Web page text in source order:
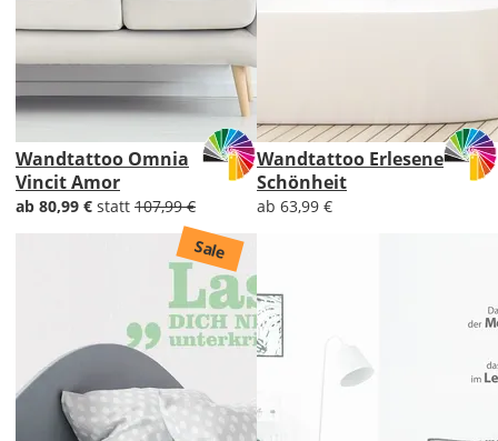
Wandtattoo Omnia
Vincit Amor
ab 80,99 € statt 107,99 €
Wandtattoo Erlesene
Schönheit
ab 63,99 €
Sale